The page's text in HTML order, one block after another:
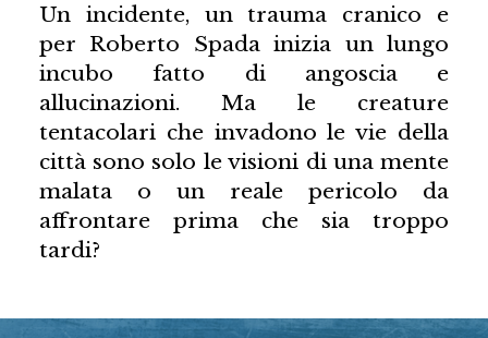
Un incidente, un trauma cranico e
per Roberto Spada inizia un lungo
incubo fatto di angoscia e
allucinazioni. Ma le creature
tentacolari che invadono le vie della
città sono solo le visioni di una mente
malata o un reale pericolo da
affrontare prima che sia troppo
tardi?